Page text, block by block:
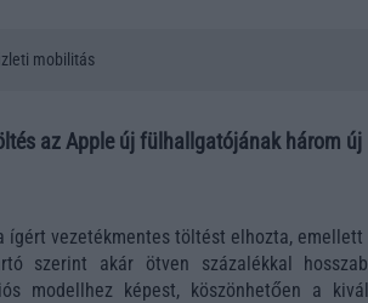
mobilitás
az Apple új fülhallgatójának három új
ígért vezetékmentes töltést elhozta, emellett
szerint akár ötven százalékkal
modellhez képest, köszönhetően a